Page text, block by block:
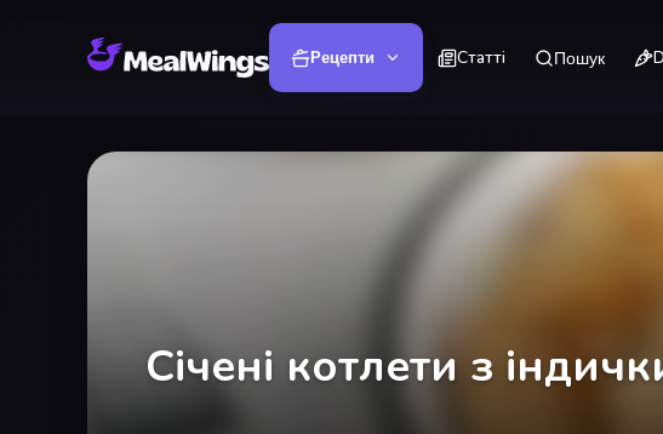
Рецепти Статті Пошук
Січені котлети з